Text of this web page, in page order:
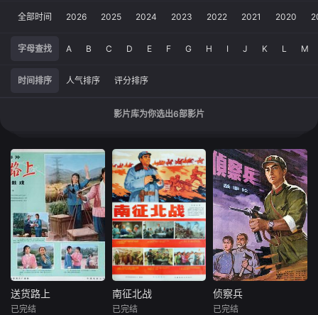
全部时间 2026 2025 2024 2023 2022 2021 2020
字母查找 A B C D E F G H I J K L M
时间排序 人气排序 评分排序
影片库为你选出6部影片
送货路上
送货路上
已完结
南征北战
南征北战
已完结
侦察兵
侦察兵
已完结